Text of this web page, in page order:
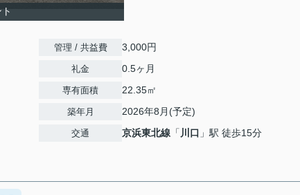
管理 / 共益費 3,000円
礼金 0.5ヶ月
専有面積 22.35㎡
築年月 2026年8月(予定)
交通 京浜東北線 「 川口 」駅 徒歩15分